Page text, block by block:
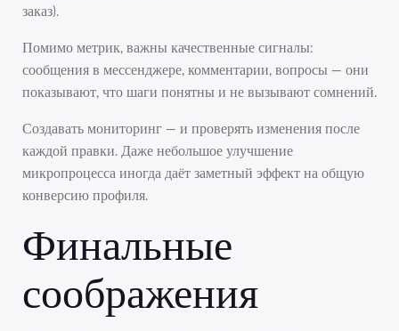
заказ).
Помимо метрик, важны качественные сигналы:
сообщения в мессенджере, комментарии, вопросы — они
показывают, что шаги понятны и не вызывают сомнений.
Создавать мониторинг — и проверять изменения после
каждой правки. Даже небольшое улучшение
микропроцесса иногда даёт заметный эффект на общую
конверсию профиля.
Финальные
соображения